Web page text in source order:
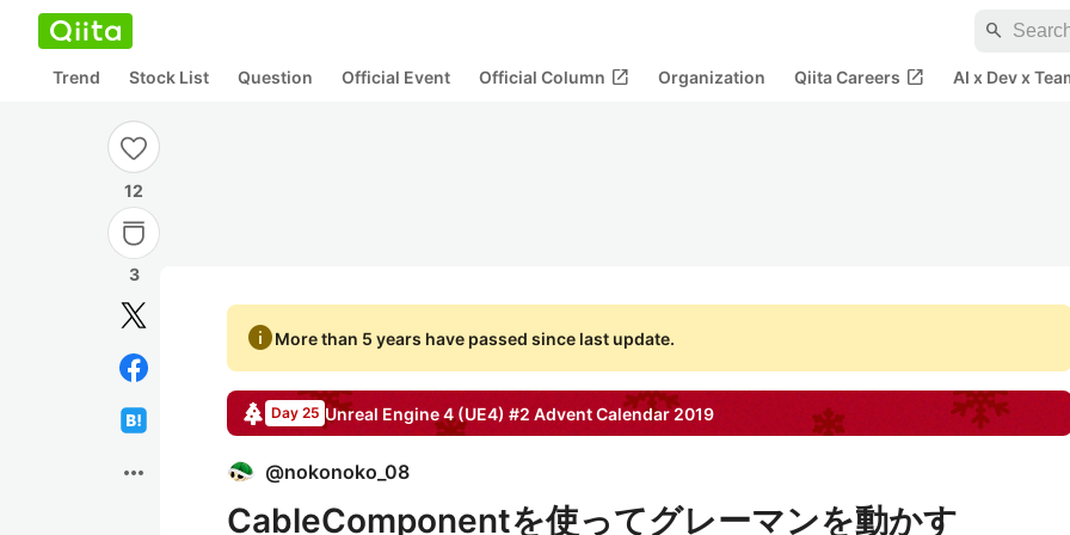
search
Trend Stock List Question Official Event Official Column open_in_new Organization Qiita Careers open_in_new AI x Dev x
12
3
more_horiz
infoMore than 5 years have passed since last update.
Day 25 Unreal Engine 4 (UE4) #2 Advent Calendar 2019
@nokonoko_08
CableComponentを使ってグレーマンを動かす